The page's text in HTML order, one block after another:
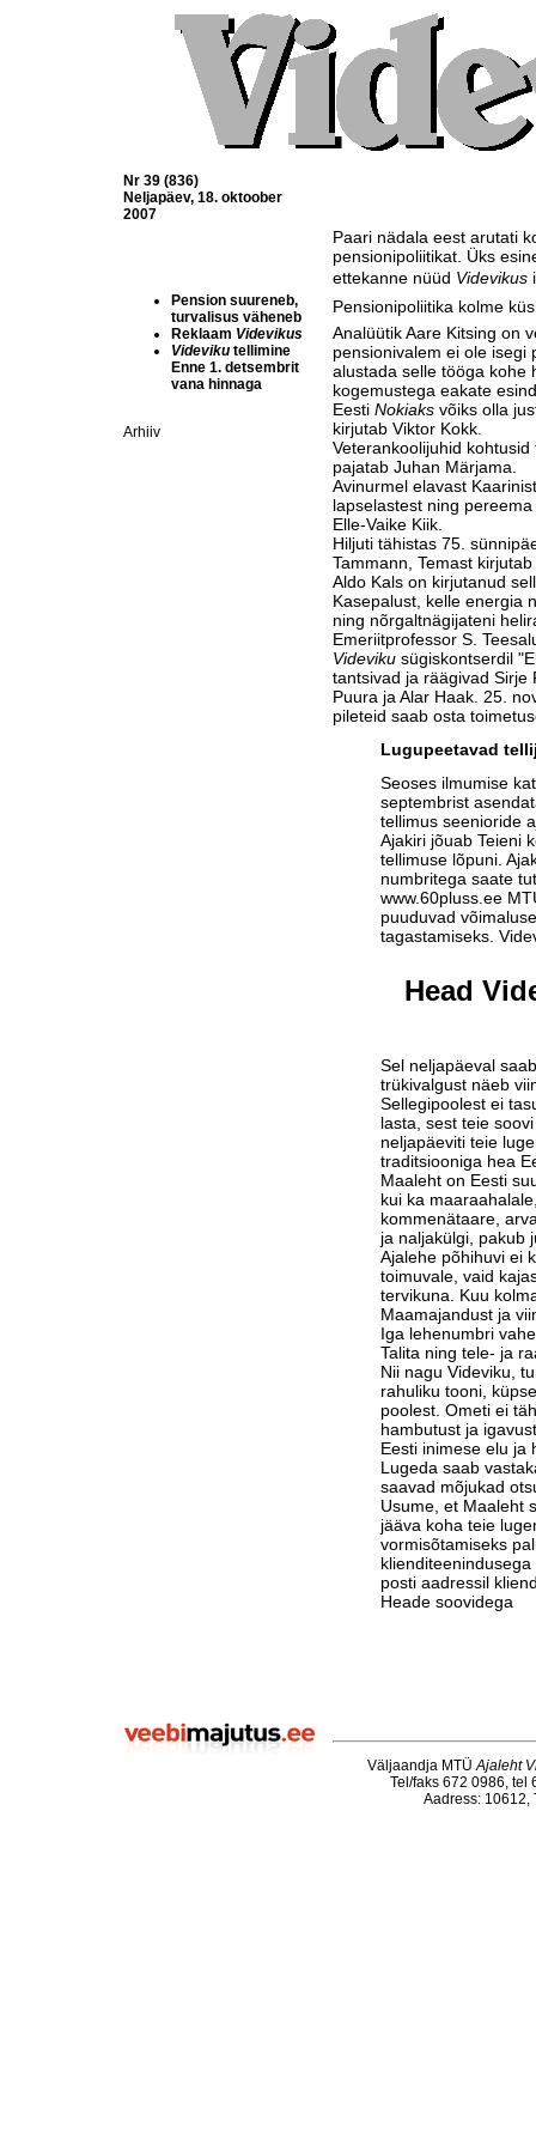
Nr 39 (836)
Neljapäev, 18. oktoober
2007
Pension suureneb,
turvalisus väheneb
Reklaam Videvikus
Videviku tellimine
Enne 1. detsembrit
vana hinnaga
Arhiiv
Paari nädala eest arutati
pensionipoliitikat. Üks
ettekanne nüüd Videvikus
Pensionipoliitika kolme
Analüütik Aare Kitsing on
pensionivalem ei ole isegi
alustada selle tööga kohe
kogemustega eakate
Eesti Nokiaks võiks olla
kirjutab Viktor Kokk.
Veterankoolijuhid
pajatab Juhan Märjama.
Avinurmel elavast
lapselastest ning
Elle-Vaike Kiik.
Hiljuti tähistas 75.
Tammann, Temast
Aldo Kals on kirjutanud
Kasepalust, kelle energia
ning nõrgaltnägijateni
Emeriitprofessor S.
Videviku sügiskontserdil
tantsivad ja räägivad Sirje
Puura ja Alar Haak. 25.
pileteid saab osta
Lugupeetavad
Seoses ilmumise
septembrist
tellimus seenioride
Ajakiri jõuab Teieni
tellimuse lõpuni.
numbritega saate
www.60pluss.ee
puuduvad
tagastamiseks.
Head
Sel neljapäeval
trükivalgust näeb
Sellegipoolest ei
lasta, sest teie
neljapäeviti teie
traditsiooniga hea
Maaleht on Eesti
kui ka
kommenätaare,
ja naljakülgi, pakub
Ajalehe põhihuvi ei
toimuvale, vaid
tervikuna. Kuu
Maamajandust ja
Iga lehenumbri
Talita ning tele- ja
Nii nagu Videviku,
rahuliku tooni,
poolest. Ometi ei
hambutust ja
Eesti inimese elu ja
Lugeda saab
saavad mõjukad
Usume, et Maaleht
jääva koha teie
vormisõtamiseks
posti aadressil
Heade soovidega
Väljaandja MTÜAjaleht
Tel/faks 672 0986, tel
Aadress: 10612,